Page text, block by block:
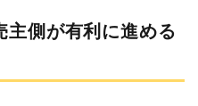
主側が有利に進める